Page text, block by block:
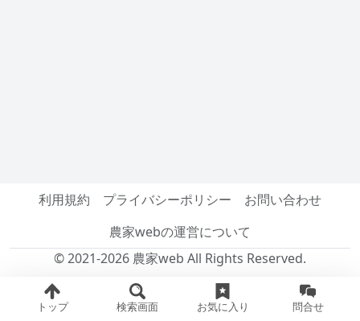
利用規約 プライバシーポリシー
お問い合わせ
農家webの運営について
© 2021-2026 農家web All Rights Reserved.
トップ 検索画面 お気に入り 問合せ